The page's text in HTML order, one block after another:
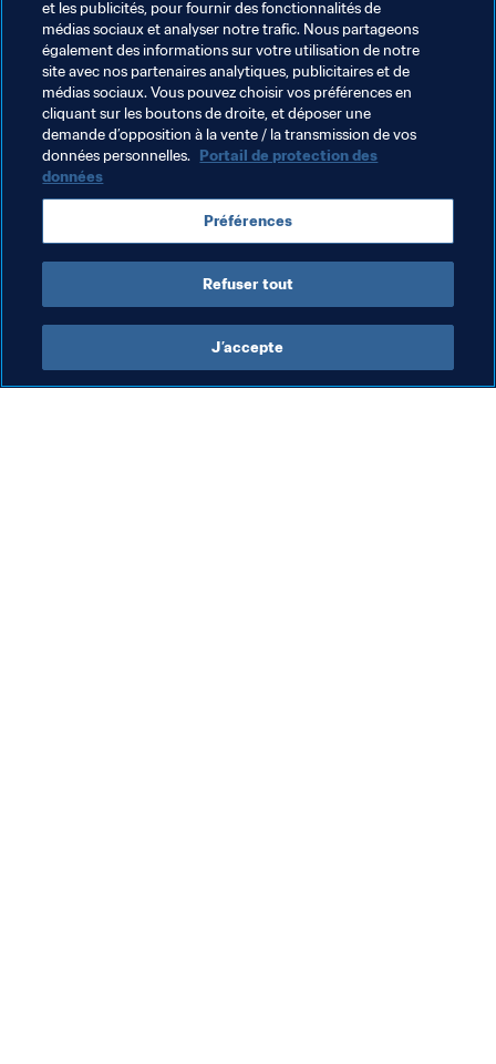
Joueuse du Match "Le Moment de Briller" : Damaris
Egurrola (ESP)
Thèmes en lien
Compétitions FIFA
et les publicités, pour fournir des fonctionnalités de
médias sociaux et analyser notre trafic. Nous partageons
également des informations sur votre utilisation de notre
site avec nos partenaires analytiques, publicitaires et de
médias sociaux. Vous pouvez choisir vos préférences en
cliquant sur les boutons de droite, et déposer une
demande d’opposition à la vente / la transmission de vos
données personnelles. Portail de protection des
données
Préférences
Refuser tout
J’accepte